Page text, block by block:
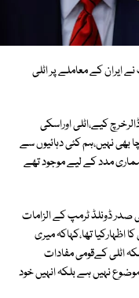
ایران کے معاملے پر اٹلی
کیے،اٹلی اوراسکی
بھی نہیں،ہم کئی دہائیوں سے
ہماری مدد کے لیے موجود تھے
صدر ڈونلڈ ٹرمپ کے الزامات
تھا،کہاکہ میری
اٹلی کےقومی مفادات
نہیں ہے بلکہ انہیں خود